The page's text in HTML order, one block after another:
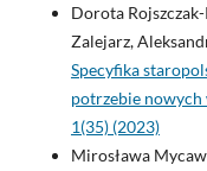
Dorota
Zalejarz,
Specyfika
potrzebie
1(35) (2023)
Mirosława